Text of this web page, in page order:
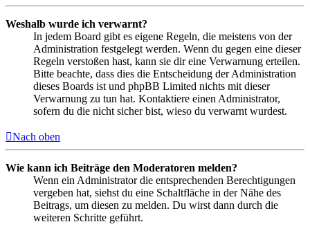
Weshalb wurde ich verwarnt?
In jedem Board gibt es eigene Regeln, die meistens von der
Administration festgelegt werden. Wenn du gegen eine dieser
Regeln verstoßen hast, kann sie dir eine Verwarnung erteilen.
Bitte beachte, dass dies die Entscheidung der Administration
dieses Boards ist und phpBB Limited nichts mit dieser
Verwarnung zu tun hat. Kontaktiere einen Administrator,
sofern du die nicht sicher bist, wieso du verwarnt wurdest.
Nach oben
Wie kann ich Beiträge den Moderatoren melden?
Wenn ein Administrator die entsprechenden Berechtigungen
vergeben hat, siehst du eine Schaltfläche in der Nähe des
Beitrags, um diesen zu melden. Du wirst dann durch die
weiteren Schritte geführt.